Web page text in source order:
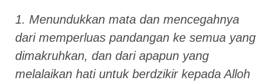
1. Menundukkan mata dan mencegahnya
dari memperluas pandangan ke semua yang
dimakruhkan, dan dari apapun yang
melalaikan hati untuk berdzikir kepada Alloh